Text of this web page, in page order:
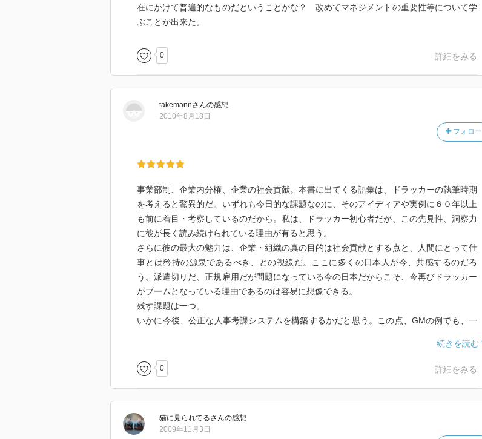
独占は利益をもたらさない 大量生産においては利益は効率によって決まる→独占時には
効率をはかるべき競争市場が消失
えた。☆現在、効率は測定可能か？
本書は1946年に発行→GMは意識して無視した
在にかけて普遍的なものだということかな？ 改めてマネジメントの重要性等について学
ぶことが出来た。
0 詳細をみる
takemannさんの感想
フォロー
2010年8月18日
事業部制、企業内分権、企業の社会貢献。本書に出てくる語彙は、ドラッカーの執筆時期
を考えると驚異的だ。いずれも今日的な課題なのに、そのアイディアや実例に６０年以上
も前に着目・考察しているのだから。私は、ドラッカー初心者だが、この先見性、洞察力
に彼が長く読み続けられている理由が有ると思う。
さらに彼の最大の魅力は、企業・組織の真の目的は社会貢献とする点と、人間にとって仕
事とは矜持の源泉であるべき、との視線だ。ここに多くの日本人が今、共感するのだろ
う。派遣切りだ、正規雇用だが問題になっている今の日本だからこそ、今再びドラッカー
がブームとなっている理由であるのは容易に想像できる。
残す課題は一つ。
いかに今後、公正な人事考課システムを構築するかだと思う。この点、GMの例でも、一
0 詳細をみる
猫に見られてるさんの感想
2009年11月3日